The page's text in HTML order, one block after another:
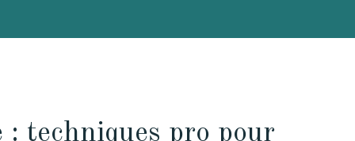
: techniques pro pour